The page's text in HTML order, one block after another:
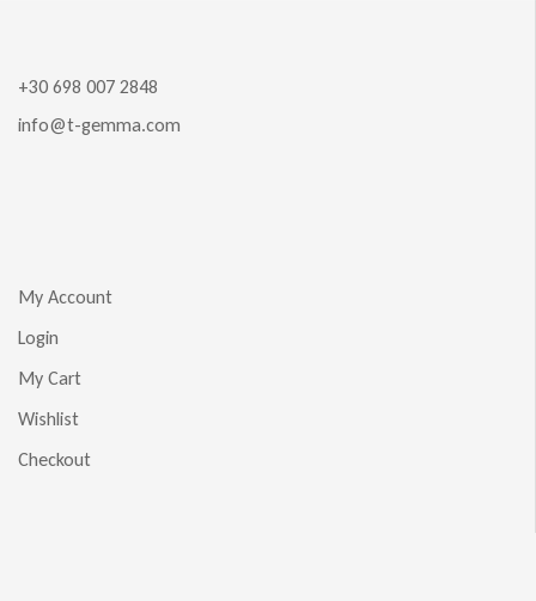
+30 698 007 2848
info@t-gemma.com
My Account
Login
My Cart
Wishlist
Checkout